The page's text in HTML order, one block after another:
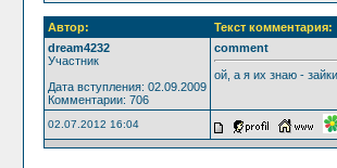
Автор:
Текст комментария:
dream4232
Участник
Дата вступления: 02.09.2009
Комментарии: 706
comment
ой, а я их знаю -
02.07.2012 16:04